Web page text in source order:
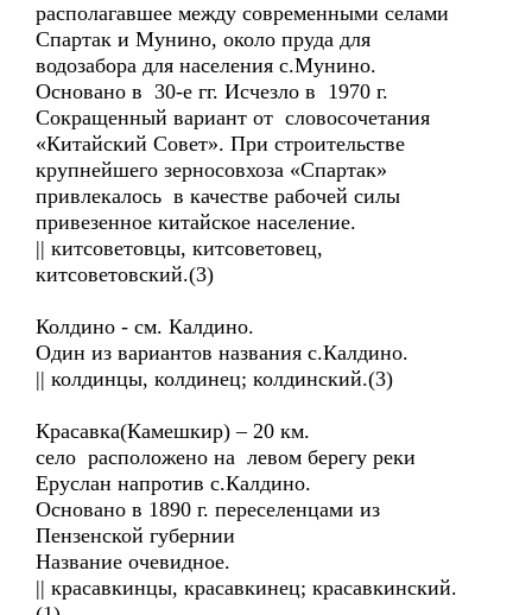
располагавшее между современными селами
Спартак и Мунино, около пруда для
водозабора для населения с.Мунино.
Основано в 30-е гг. Исчезло в 1970 г.
Сокращенный вариант от словосочетания
«Китайский Совет». При строительстве
крупнейшего зерносовхоза «Спартак»
привлекалось в качестве рабочей силы
привезенное китайское население.
|| китсоветовцы, китсоветовец,
китсоветовский.(3)
Колдино - см. Калдино.
Один из вариантов названия с.Калдино.
|| колдинцы, колдинец; колдинский.(3)
Красавка(Камешкир) – 20 км.
село расположено на левом берегу реки
Еруслан напротив с.Калдино.
Основано в 1890 г. переселенцами из
Пензенской губернии
Название очевидное.
|| красавкинцы, красавкинец; красавкинский.